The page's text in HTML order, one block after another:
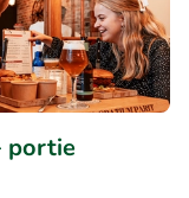
portie